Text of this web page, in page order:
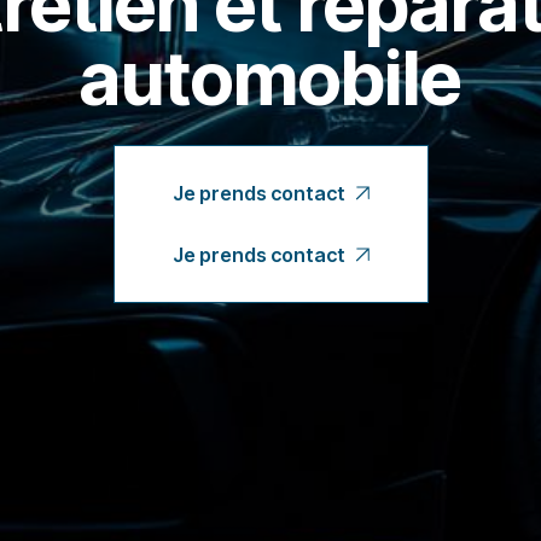
automobile
Je prends contact
Je prends contact